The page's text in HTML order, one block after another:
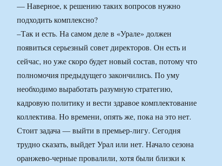
— Наверное, к решению таких вопросов нужно
подходить комплексно?
–Так и есть. На самом деле в «Урале» должен
появиться серьезный совет директоров. Он есть и
сейчас, но уже скоро будет новый состав, потому что
полномочия предыдущего закончились. По уму
необходимо выработать разумную стратегию,
кадровую политику и вести здравое комплектование
коллектива. Но времени, опять же, пока на это нет.
Стоит задача — выйти в премьер-лигу. Сегодня
трудно сказать, выйдет Урал или нет. Начало сезона
оранжево-черные провалили, хотя были близки к